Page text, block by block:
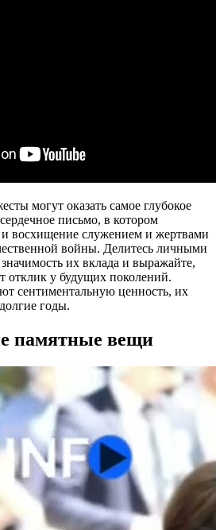
могут оказать самое глубокое
письмо, в котором
и восхищение служением и жертвами
войны. Делитесь личными
их вклада и выражайте,
отклик у будущих поколений.
сентиментальную ценность, их
годы.
памятные вещи